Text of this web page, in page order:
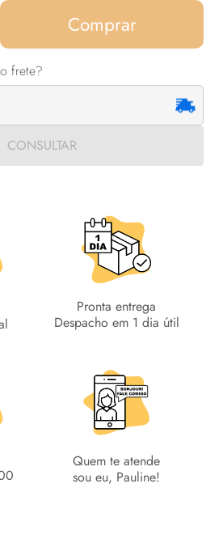
Comprar
CONSULTAR
Pronta entrega
Despacho em 1 dia útil
Quem te atende
sou eu, Pauline!